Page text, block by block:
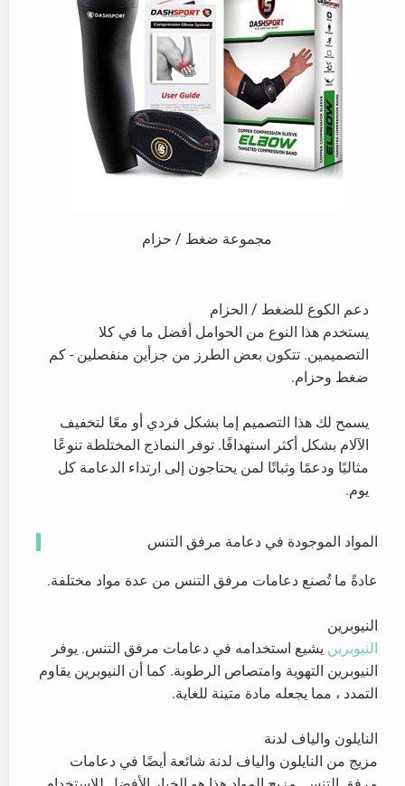
مجموعة ضغط / حزام
دعم الكوع للضغط / الحزام
يستخدم هذا النوع من الحوامل أفضل ما في كلا
التصميمين. تتكون بعض الطرز من جزأين منفصلين - كم
ضغط وحزام.
يسمح لك هذا التصميم إما بشكل فردي أو معًا لتخفيف
الآلام بشكل أكثر استهدافًا. توفر النماذج المختلطة تنوعًا
مثاليًا ودعمًا وثباتًا لمن يحتاجون إلى ارتداء الدعامة كل
يوم.
المواد الموجودة في دعامة مرفق التنس
عادةً ما تُصنع دعامات مرفق التنس من عدة مواد مختلفة.
النيوبرين
النيوبرين يشيع استخدامه في دعامات مرفق التنس. يوفر
النيوبرين التهوية وامتصاص الرطوبة. كما أن النيوبرين يقاوم
التمدد ، مما يجعله مادة متينة للغاية.
النايلون والياف لدنة
مزيج من النايلون والياف لدنة شائعة أيضًا في دعامات